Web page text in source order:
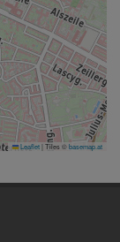
Leaflet| Tiles ©basemap.at